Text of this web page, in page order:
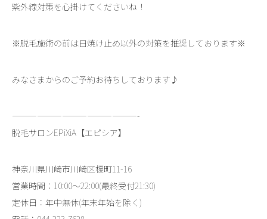
紫外線対策を心掛けてくださいね！
※脱毛施術の前は日焼け止め以外の対策を推奨しております※
みなさまからのご予約お待ちしております♪
———————————————-
脱毛サロンEPiXiA【エピシア】
神奈川県川崎市川崎区榎町11-16
営業時間：10:00～22:00(最終受付21:30)
定休日：年中無休(年末年始を除く)